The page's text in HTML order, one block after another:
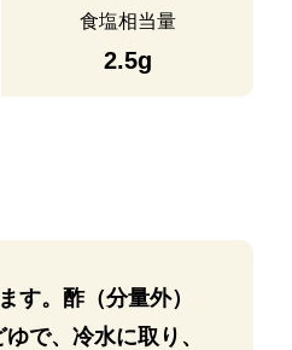
食塩相当量
2.5g
す。酢（分量外）
で、冷水に取り、